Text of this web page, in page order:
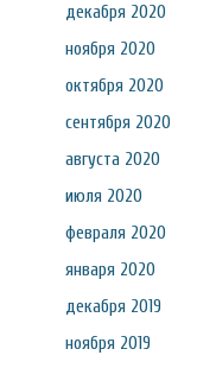
декабря 2020
ноября 2020
октября 2020
сентября 2020
августа 2020
июля 2020
февраля 2020
января 2020
декабря 2019
ноября 2019